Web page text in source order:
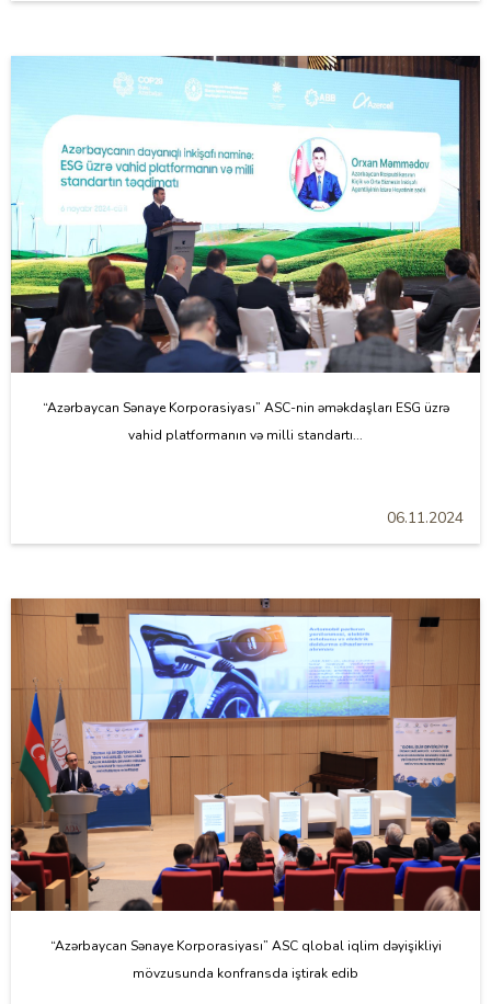
“Azərbaycan Sənaye Korporasiyası” ASC-nin əməkdaşları ESG üzrə
vahid platformanın və milli standartı...
06.11.2024
“Azərbaycan Sənaye Korporasiyası” ASC qlobal iqlim dəyişikliyi
mövzusunda konfransda iştirak edib